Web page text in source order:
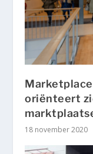
oriënteert
18 november 2020